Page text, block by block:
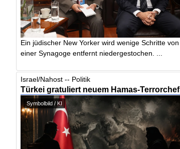
Ein jüdischer New Yorker wird wenige Schritte von
einer Synagoge entfernt niedergestochen. ...
Israel/Nahost -- Politik
Türkei gratuliert neuem Hamas-Terrorchef
Symbolbild / KI